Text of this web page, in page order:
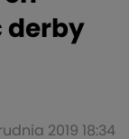
derby
2019 18:34